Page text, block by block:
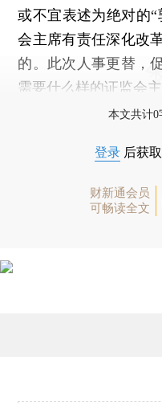
或不宜表述为绝对的
会主席有责任深化改
的。此次人事更替，
需要什么样的证监会主
本文共计0
登录 后获
财新通会员
可畅读全文